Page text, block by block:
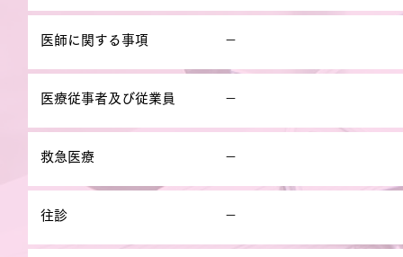
医師に関する事項 －
医療従事者及び従業員 －
救急医療 －
往診 －